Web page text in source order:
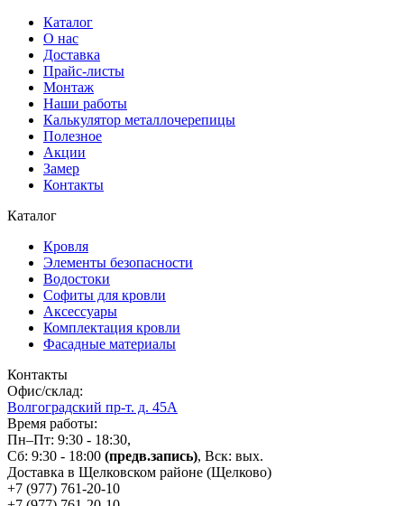
Каталог
О нас
Доставка
Прайс-листы
Монтаж
Наши работы
Калькулятор металлочерепицы
Полезное
Акции
Замер
Контакты
Каталог
Кровля
Элементы безопасности
Водостоки
Софиты для кровли
Аксессуары
Комплектация кровли
Фасадные материалы
Контакты
Офис/склад:
Волгоградский пр-т. д. 45А
Время работы:
Пн–Пт: 9:30 - 18:30,
Сб: 9:30 - 18:00 (предв.запись), Вск: вых.
Доставка в Щелковском районе (Щелково)
+7 (977) 761-20-10